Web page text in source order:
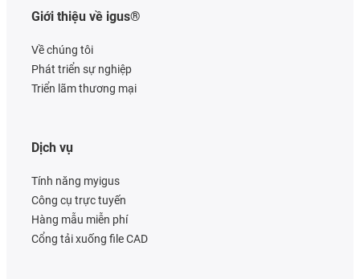
Giới thiệu về igus®
Về chúng tôi
Phát triển sự nghiệp
Triển lãm thương mại
Dịch vụ
Tính năng myigus
Công cụ trực tuyến
Hàng mẫu miễn phí
Cổng tải xuống file CAD